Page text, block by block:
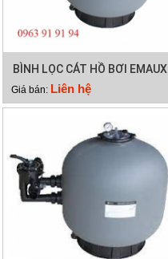
BÌNH LỌC CÁT HỒ BƠI EMAUX
SP450
Giá bán: Liên hệ